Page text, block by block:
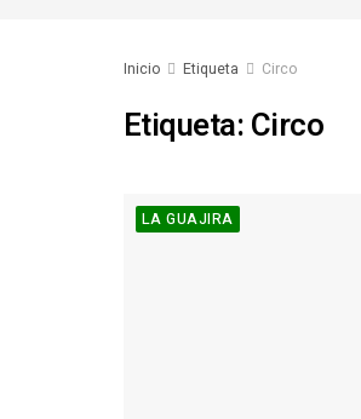
Inicio Etiqueta Circo
Etiqueta:Circo
LA GUAJIRA